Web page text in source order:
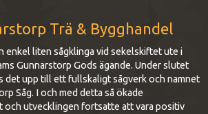
Trä & Bygghandel
enkel liten sågklinga vid sekelskiftet ute i
Gunnarstorp Gods ägande. Under slutet
det upp till ett fullskaligt sågverk och namnet
Såg. I och med detta så ökade
och utvecklingen fortsatte att vara positiv